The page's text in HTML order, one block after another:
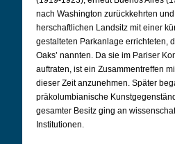
nach Washington zurückkehrten
herschaftlichen Landsitz mit einer
gestalteten Parkanlage errichteten,
Oaks’ nannten. Da sie im Pariser
auftraten, ist ein Zusammentreffen
dieser Zeit anzunehmen. Später
präkolumbianische
gesamter Besitz ging an
Institutionen.